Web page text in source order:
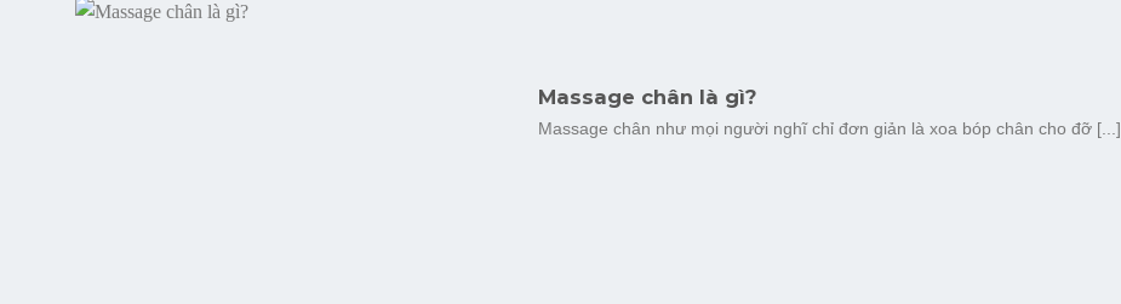
Massage chân là gì?
Massage chân như mọi người nghĩ chỉ đơn giản là xoa bóp chân cho đỡ [...]